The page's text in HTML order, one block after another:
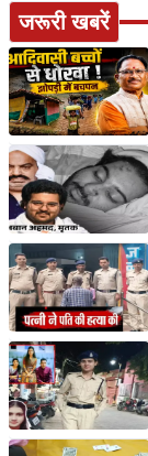
जरूरी खबरें